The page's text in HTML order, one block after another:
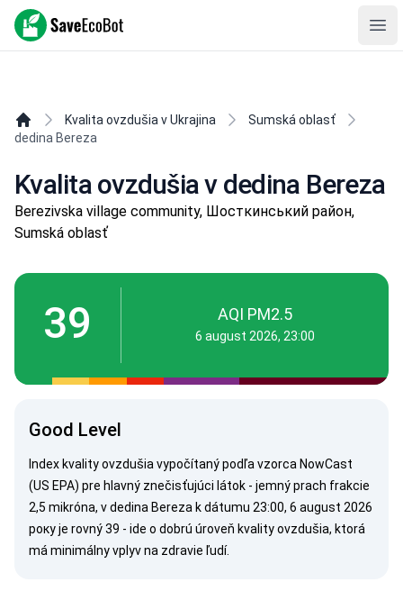
SaveEcoBot
Kvalita ovzdušia v Ukrajina
Sumská oblasť
dedina Bereza
Kvalita ovzdušia v dedina Bereza
Berezivska village community, Шосткинський район,
Sumská oblasť
39 AQI PM2.5
6 august 2026, 23:00
Good Level
Index kvality ovzdušia vypočítaný podľa vzorca NowCast
(US EPA) pre hlavný znečisťujúci látok - jemný prach frakcie
2,5 mikróna, v dedina Bereza k dátumu 23:00, 6 august 2026
року je rovný 39 - ide o dobrú úroveň kvality ovzdušia, ktorá
má minimálny vplyv na zdravie ľudí.